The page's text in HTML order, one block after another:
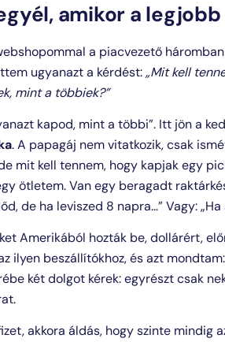
amikor a legjobb
a piacvezető
ugyanazt a kérdést:„Mit kell
mint a többiek?”
kapod, mint a többi”. Itt jön a
. A papagáj nem vitatkozik, csak
mit kell tennem, hogy kapjak egy
ötletem. Van egy beragadt
de ha leviszed 8 napra…” Vagy: „Ha
Amerikából hozták be, dollárért,
ilyen beszállítókhoz, és azt mondtam:
két dolgot kérek: egyrészt csak
akkora áldás, hogy szinte mindig